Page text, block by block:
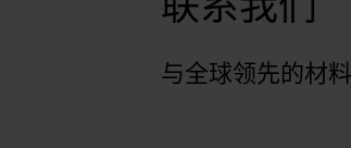
与全球领先的材